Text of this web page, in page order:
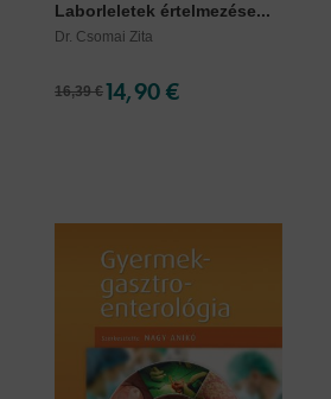
Laborleletek értelmezése...
Dr. Csomai Zita
16,39 €14,90 €